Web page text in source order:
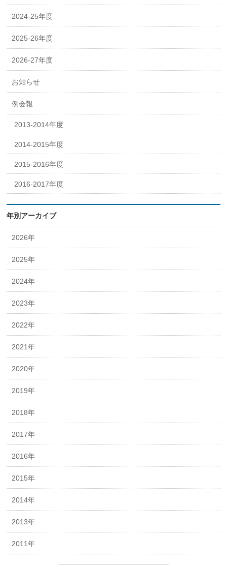
2024-25年度
2025-26年度
2026-27年度
お知らせ
例会報
2013-2014年度
2014-2015年度
2015-2016年度
2016-2017年度
年別アーカイブ
2026年
2025年
2024年
2023年
2022年
2021年
2020年
2019年
2018年
2017年
2016年
2015年
2014年
2013年
2011年